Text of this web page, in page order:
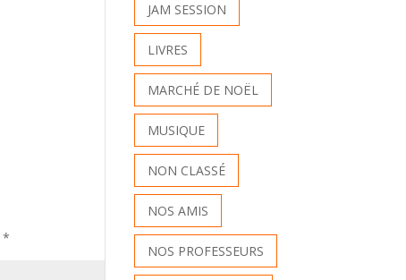
*
JAM SESSION
LIVRES
MARCHÉ DE NOËL
MUSIQUE
NON CLASSÉ
NOS AMIS
NOS PROFESSEURS